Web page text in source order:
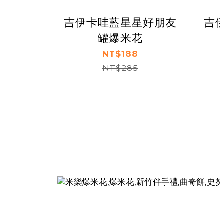
吉伊卡哇藍星星好朋友
罐爆米花
NT$188
NT$285
吉